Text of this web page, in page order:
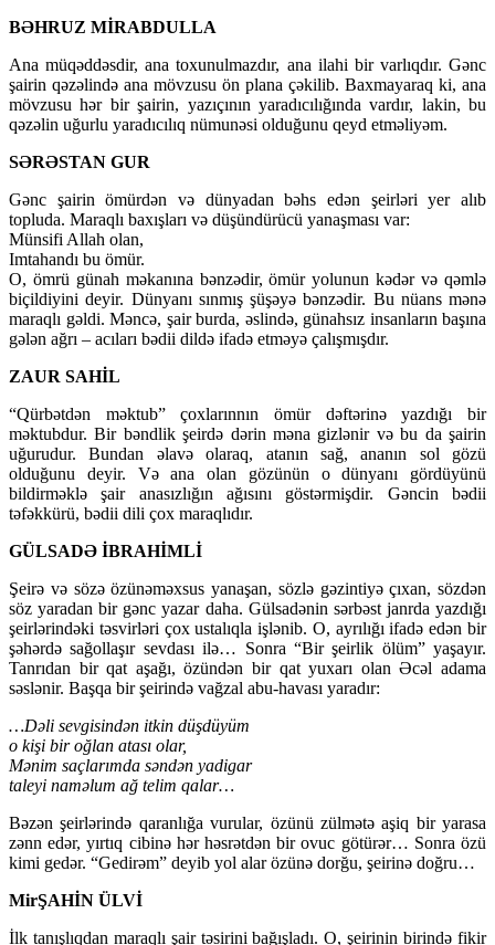
BƏHRUZ MİRABDULLA
Ana müqəddəsdir, ana toxunulmazdır, ana ilahi bir varlıqdır. Gənc
şairin qəzəlində ana mövzusu ön plana çəkilib. Baxmayaraq ki, ana
mövzusu hər bir şairin, yazıçının yaradıcılığında vardır, lakin, bu
qəzəlin uğurlu yaradıcılıq nümunəsi olduğunu qeyd etməliyəm.
SƏRƏSTAN GUR
Gənc şairin ömürdən və dünyadan bəhs edən şeirləri yer alıb
topluda. Maraqlı baxışları və düşündürücü yanaşması var:
Münsifi Allah olan,
Imtahandı bu ömür.
O, ömrü günah məkanına bənzədir, ömür yolunun kədər və qəmlə
biçildiyini deyir. Dünyanı sınmış şüşəyə bənzədir. Bu nüans mənə
maraqlı gəldi. Məncə, şair burda, əslində, günahsız insanların başına
gələn ağrı – acıları bədii dildə ifadə etməyə çalışmışdır.
ZAUR SAHİL
“Qürbətdən məktub” çoxlarınnın ömür dəftərinə yazdığı bir
məktubdur. Bir bəndlik şeirdə dərin məna gizlənir və bu da şairin
uğurudur. Bundan əlavə olaraq, atanın sağ, ananın sol gözü
olduğunu deyir. Və ana olan gözünün o dünyanı gördüyünü
bildirməklə şair anasızlığın ağısını göstərmişdir. Gəncin bədii
təfəkkürü, bədii dili çox maraqlıdır.
GÜLSADƏ İBRAHİMLİ
Şeirə və sözə özünəməxsus yanaşan, sözlə gəzintiyə çıxan, sözdən
söz yaradan bir gənc yazar daha. Gülsadənin sərbəst janrda yazdığı
şeirlərindəki təsvirləri çox ustalıqla işlənib. O, ayrılığı ifadə edən bir
şəhərdə sağollaşır sevdası ilə… Sonra “Bir şeirlik ölüm” yaşayır.
Tanrıdan bir qat aşağı, özündən bir qat yuxarı olan Əcəl adama
səslənir. Başqa bir şeirində vağzal abu-havası yaradır:
…Dəli sevgisindən itkin düşdüyüm
o kişi bir oğlan atası olar,
Mənim saçlarımda səndən yadigar
taleyi naməlum ağ telim qalar…
Bəzən şeirlərində qaranlığa vurular, özünü zülmətə aşiq bir yarasa
zənn edər, yırtıq cibinə hər həsrətdən bir ovuc götürər… Sonra özü
kimi gedər. “Gedirəm” deyib yol alar özünə dorğu, şeirinə doğru…
MirŞAHİN ÜLVİ
İlk tanışlıqdan maraqlı şair təsirini bağışladı. O, şeirinin birində fikir